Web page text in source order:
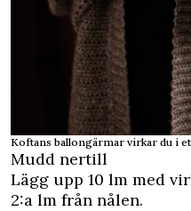
Koftans ballongärmar virkar du i
Mudd nertill
Lägg upp 10 lm med
2:a lm från nålen.